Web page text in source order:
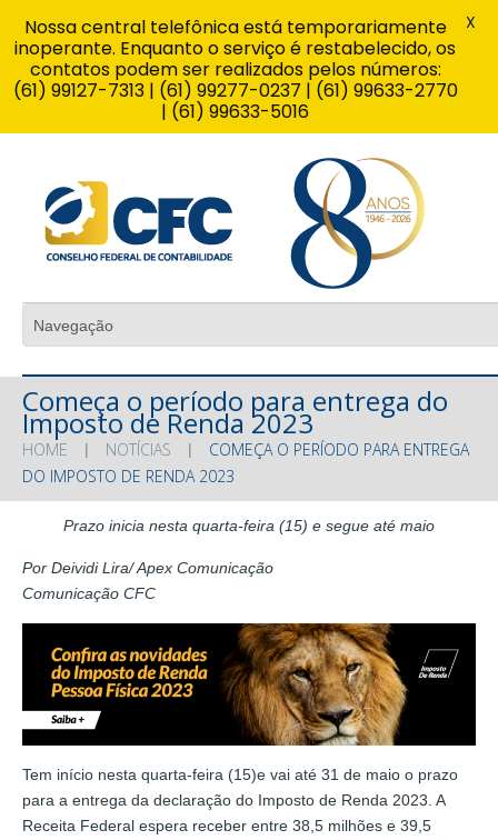
Começa o período para entrega do
Imposto de Renda 2023
HOME NOTÍCIAS
COMEÇA O PERÍODO PARA ENTREGA
DO IMPOSTO DE RENDA 2023
Prazo inicia nesta quarta-feira (15) e segue até maio
Por Deividi Lira/ Apex Comunicação
Comunicação CFC
Tem início nesta quarta-feira (15)e vai até 31 de maio o prazo
para a entrega da declaração do Imposto de Renda 2023. A
Receita Federal espera receber entre 38,5 milhões e 39,5
Nossa central telefônica está temporariamente
inoperante. Enquanto o serviço é restabelecido, os
contatos podem ser realizados pelos números:
(61) 99127-7313 | (61) 99277-0237 | (61) 99633-2770
| (61) 99633-5016
X